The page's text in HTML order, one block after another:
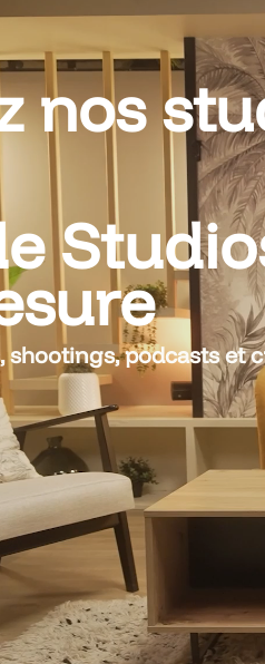
nos
podcasts et
cours ? Nos équipes
prêts à tourner,
clé-en-main,